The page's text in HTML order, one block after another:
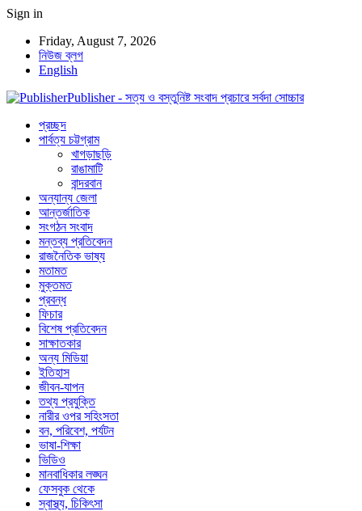
Sign in
Friday, August 7, 2026
নিউজ ব্লগ
English
Publisher - সত্য ও বস্তুনিষ্ট সংবাদ প্রচারে সর্বদা সোচ্চার
প্রচ্ছদ
পার্বত্য চট্টগ্রাম
খাগড়াছড়ি
রাঙামাটি
বান্দরবান
অন্যান্য জেলা
আন্তর্জাতিক
সংগঠন সংবাদ
মন্তব্য প্রতিবেদন
রাজনৈতিক ভাষ্য
মতামত
মুক্তমত
প্রবন্ধ
ফিচার
বিশেষ প্রতিবেদন
সাক্ষাতকার
অন্য মিডিয়া
ইতিহাস
জীবন-যাপন
তথ্য প্রযুক্তি
নারীর ওপর সহিংসতা
বন, পরিবেশ, পর্যটন
ভাষা-শিক্ষা
ভিডিও
মানবাধিকার লঙ্ঘন
ফেসবুক থেকে
স্বাস্থ্য, চিকিৎসা